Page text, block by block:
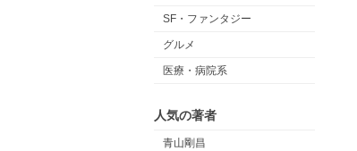
SF・ファンタジー
グルメ
医療・病院系
人気の著者
青山剛昌